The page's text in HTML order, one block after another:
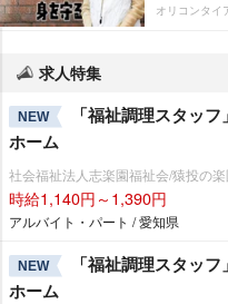
オリコンタイ
求人特集
NEW
「福祉調理スタッ
ホーム
社会福祉法人志楽園福祉会/猿投の楽
時給1,140円～1,390円
アルバイト・パート / 愛知県
NEW
「福祉調理スタッ
ホーム